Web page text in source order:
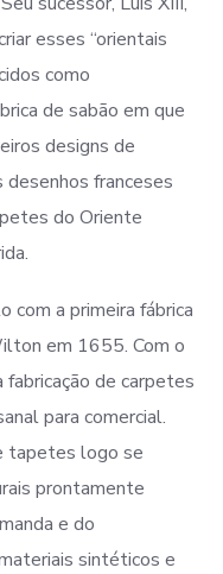
esses “orientais
como
de sabão em que
designs de
franceses
do Oriente
com a primeira fábrica
em 1655. Com o
de carpetes
para comercial.
tapetes logo se
prontamente
e do
sintéticos e